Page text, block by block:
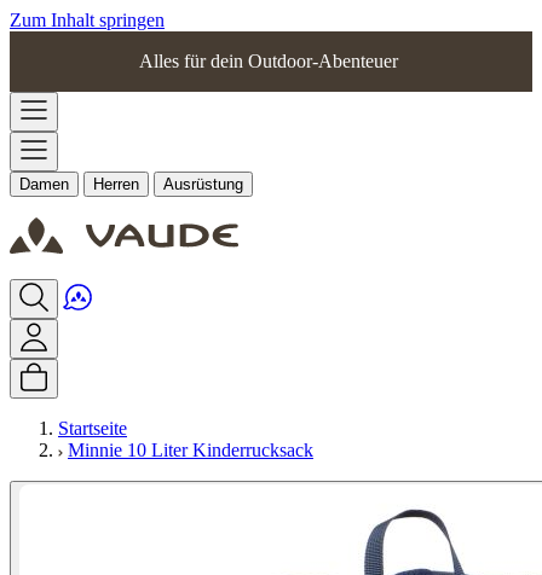
Zum Inhalt springen
Alles für dein Outdoor-Abenteuer
Damen Herren Ausrüstung
Startseite
Minnie 10 Liter Kinderrucksack